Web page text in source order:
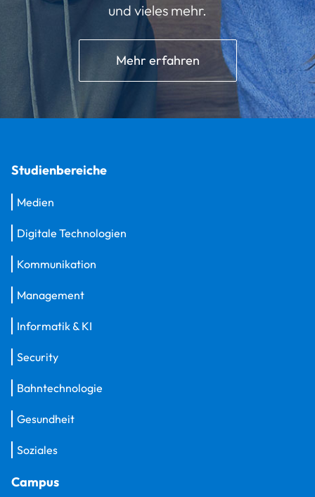
und vieles mehr.
Mehr erfahren
Studienbereiche
Medien
Digitale Technologien
Kommunikation
Management
Informatik & KI
Security
Bahntechnologie
Gesundheit
Soziales
Campus